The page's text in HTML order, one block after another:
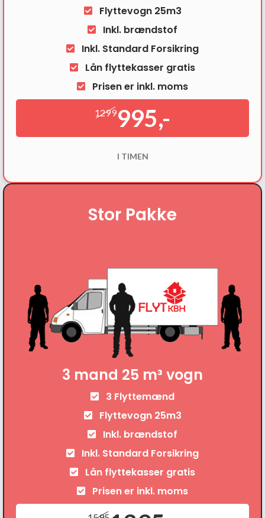
Flyttevogn 25m3
Inkl. brændstof
Inkl. Standard Forsikring
Lån flyttekasser gratis
Prisen er inkl. moms
1299995,-
I TIMEN
Stor Pakke
3 mand 25 m³ vogn
3 Flyttemænd
Flyttevogn 25m3
Inkl. brændstof
Inkl. Standard Forsikring
Lån flyttekasser gratis
Prisen er inkl. moms